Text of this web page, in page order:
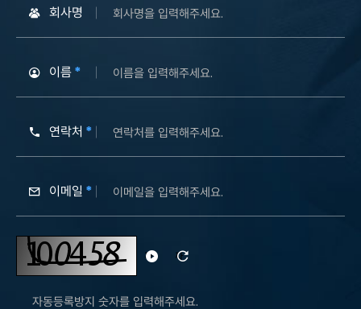
회사명
이름
연락처
이메일
자동등록방지 숫자
자동등록방지 숫자